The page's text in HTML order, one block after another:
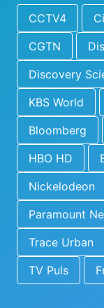
CCTV4
CGTN
Discovery
KBS World
Bloomberg
HBO HD
Nickelodeon
Paramount
Trace Urban
TV Puls